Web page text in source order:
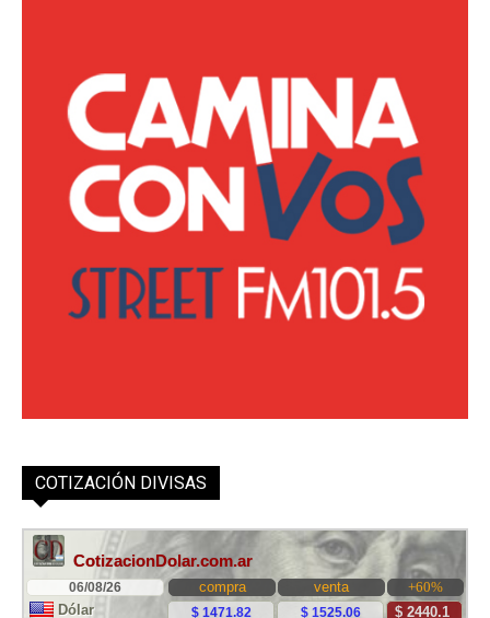
COTIZACIÓN DIVISAS